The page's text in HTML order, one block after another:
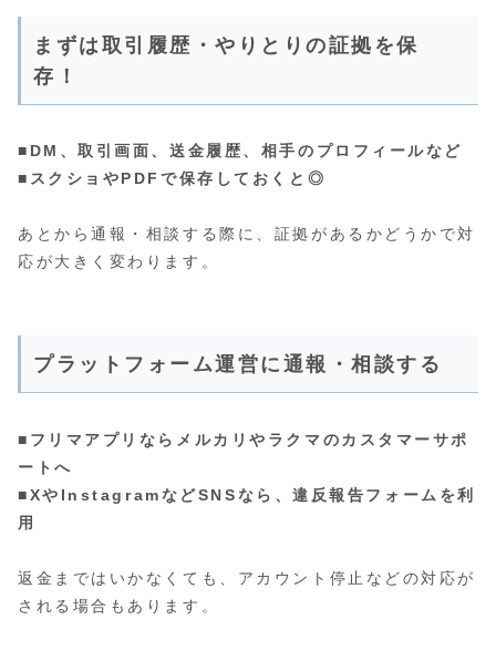
まずは取引履歴・やりとりの証拠を保
存！
■DM、取引画面、送金履歴、相手のプロフィールなど
■スクショやPDFで保存しておくと◎
あとから通報・相談する際に、証拠があるかどうかで対
応が大きく変わります。
プラットフォーム運営に通報・相談する
■フリマアプリならメルカリやラクマのカスタマーサポ
ートへ
■XやInstagramなどSNSなら、違反報告フォームを利
用
返金まではいかなくても、アカウント停止などの対応が
される場合もあります。